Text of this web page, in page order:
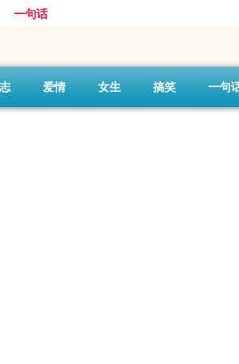
一句话
爱情 女生 搞笑 一句